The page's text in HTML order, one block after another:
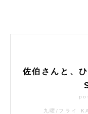
佐伯さんと、
九曜/フライ